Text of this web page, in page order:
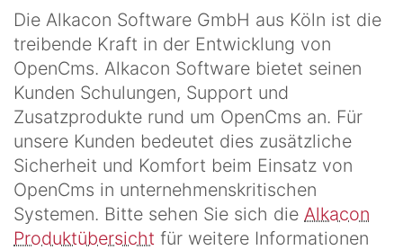
Die Alkacon Software GmbH aus Köln ist die
treibende Kraft in der Entwicklung von
OpenCms. Alkacon Software bietet seinen
Kunden Schulungen, Support und
Zusatzprodukte rund um OpenCms an. Für
unsere Kunden bedeutet dies zusätzliche
Sicherheit und Komfort beim Einsatz von
OpenCms in unternehmenskritischen
Systemen. Bitte sehen Sie sich die Alkacon
Produktübersicht für weitere Informationen